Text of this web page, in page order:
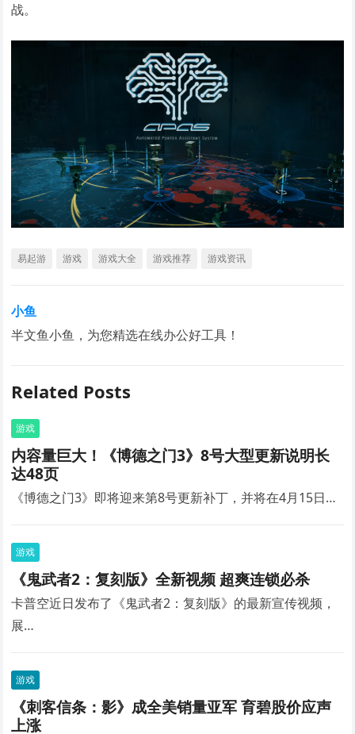
战。
易起游 游戏 游戏大全 游戏推荐 游戏资讯
小鱼
半文鱼小鱼，为您精选在线办公好工具！
Related Posts
游戏
内容量巨大！《博德之门3》8号大型更新说明长
达48页
《博德之门3》即将迎来第8号更新补丁，并将在4月15日…
游戏
《鬼武者2：复刻版》全新视频 超爽连锁必杀
卡普空近日发布了《鬼武者2：复刻版》的最新宣传视频，
展…
游戏
《刺客信条：影》成全美销量亚军 育碧股价应声
上涨